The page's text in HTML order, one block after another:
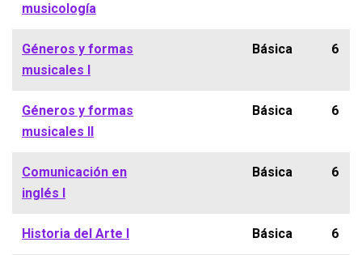
musicología
Géneros y formas
musicales I
Básica 6
Géneros y formas
musicales II
Básica 6
Comunicación en
inglés I
Básica 6
Historia del Arte I Básica 6